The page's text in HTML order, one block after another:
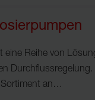
eine Reihe von
Durchflussregelung.
Sortiment an…